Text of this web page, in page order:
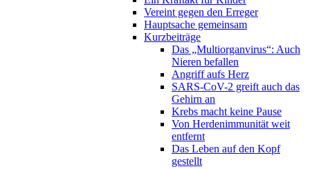
Vereint gegen den Erreger
Hauptsache gemeinsam
Kurzbeiträge
Das „Multiorganvirus“: Auch
Nieren befallen
Angriff aufs Herz
SARS-CoV-2 greift auch das
Gehirn an
Krebs macht keine Pause
Von Herdenimmunität weit
entfernt
Das Leben auf den Kopf
gestellt